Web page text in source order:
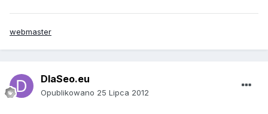
webmaster
DlaSeo.eu
Opublikowano 25 Lipca 2012